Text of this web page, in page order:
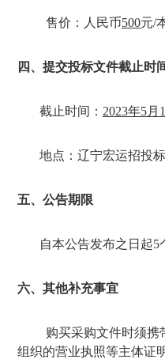
售价： 人民币500元/
四、提交投标文件截止时
截止时间： 2023年5月
地点： 辽宁宏运招投
五、公告期限
自本公告发布之日起5
六、其他补充事宜
购买采购文件时须携
组织的营业执照等主体证